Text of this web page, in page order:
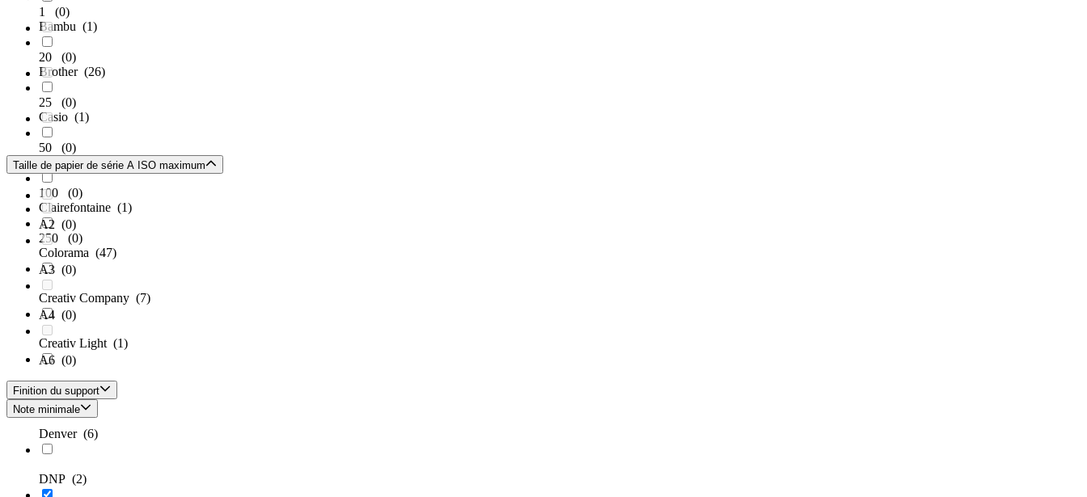
Bambu (1)
Brother (26)
Casio (1)
Centrum(1)
Clairefontaine (1)
Colorama (47)
Creativ Company (7)
Creativ Light (1)
Cricut(1)
Denver (6)
DNP (2)
1 (0)
20 (0)
25 (0)
50 (0)
100 (0)
250 (0)
Taille de papier de série A ISO maximum
A2 (0)
A3 (0)
A4 (0)
A6 (0)
Finition du support
Note minimale